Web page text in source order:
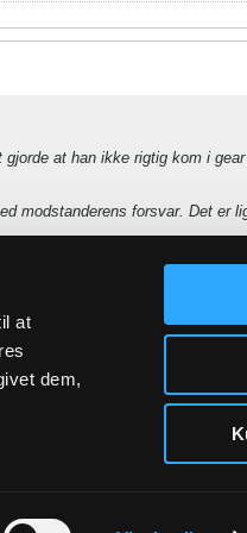
at
dem,
at han ikke rigtig kom i
modstanderens forsvar. Det er
blive topscore i efterfølgende
størstedelen herinde også
omgang, og han har